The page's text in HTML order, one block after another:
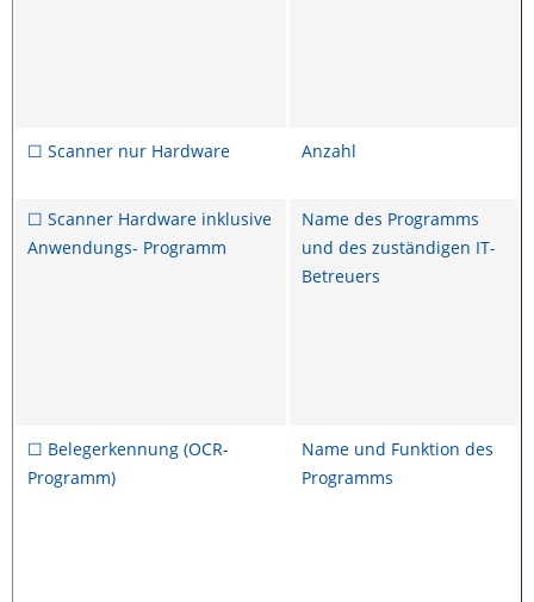
☐ Scanner nur Hardware Anzahl
☐ Scanner Hardware inklusive
Anwendungs- Programm
Name des Programms
und des zuständigen IT-
Betreuers
☐ Belegerkennung (OCR-
Programm)
Name und Funktion des
Programms